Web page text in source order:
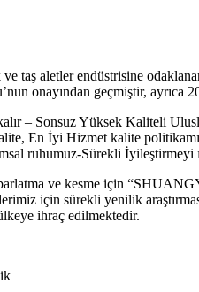
taş aletler endüstrisine
onayından geçmiştir,
– Sonsuz Yüksek Kaliteli
En İyi Hizmet kalite
ruhumuz-Sürekli İyileştirmeyi
ve kesme için
için sürekli yenilik
ihraç edilmektedir.